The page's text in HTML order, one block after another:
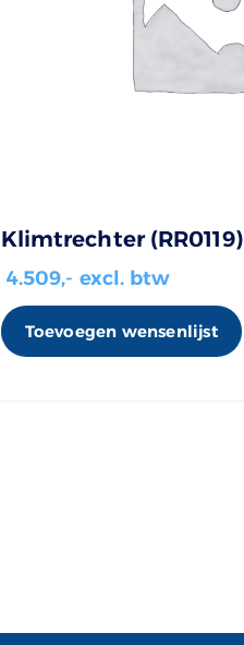
Klimtrechter (RR0119)
4.509,- excl. btw
Toevoegen wensenlijst